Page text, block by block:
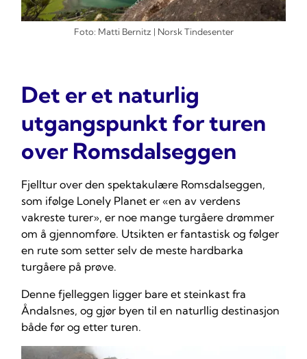
Foto: Matti Bernitz | Norsk Tindesenter
Det er et naturlig
utgangspunkt for turen
over Romsdalseggen
Fjelltur over den spektakulære Romsdalseggen,
som ifølge Lonely Planet er «en av verdens
vakreste turer», er noe mange turgåere drømmer
om å gjennomføre. Utsikten er fantastisk og følger
en rute som setter selv de meste hardbarka
turgåere på prøve.
Denne fjelleggen ligger bare et steinkast fra
Åndalsnes, og gjør byen til en naturllig destinasjon
både før og etter turen.